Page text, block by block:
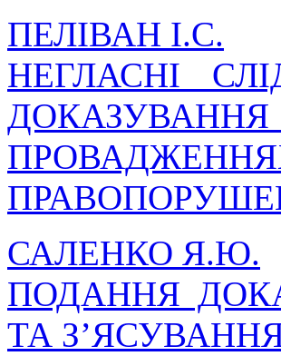
ПЕЛІВАН І.С.
НЕГЛАСНІ
САЛЕНКО Я.Ю.
ПОДАННЯ
ТА